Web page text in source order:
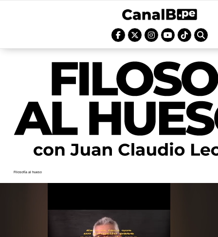
Filosofía al hueso